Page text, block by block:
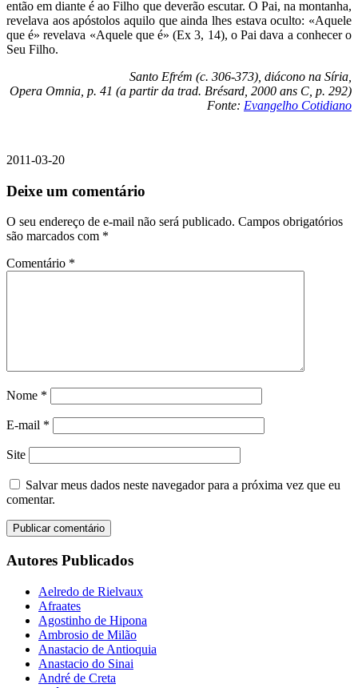
então em diante é ao Filho que deverão escutar. O Pai, na montanha,
revelava aos apóstolos aquilo que ainda lhes estava oculto: «Aquele
que é» revelava «Aquele que é» (Ex 3, 14), o Pai dava a conhecer o
Seu Filho.
Santo Efrém (c. 306-373), diácono na Síria,
Opera Omnia, p. 41 (a partir da trad. Brésard, 2000 ans C, p. 292)
Fonte: Evangelho Cotidiano
2011-03-20
Deixe um comentário
O seu endereço de e-mail não será publicado. Campos obrigatórios
são marcados com *
Comentário *
Nome *
E-mail *
Site
Salvar meus dados neste navegador para a próxima vez que eu
comentar.
Autores Publicados
Aelredo de Rielvaux
Afraates
Agostinho de Hipona
Ambrosio de Milão
Anastacio de Antioquia
Anastacio do Sinai
André de Creta